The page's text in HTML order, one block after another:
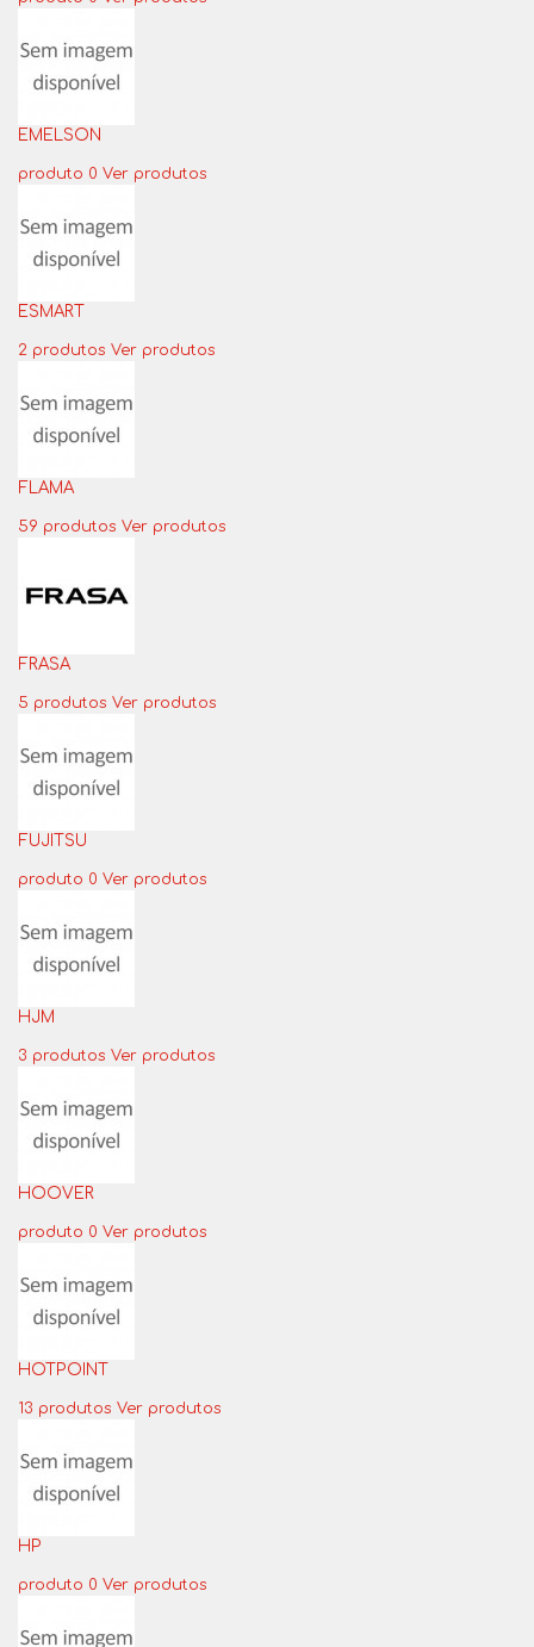
EMELSON
produto 0 Ver produtos
ESMART
2 produtos Ver produtos
FLAMA
59 produtos Ver produtos
FRASA
5 produtos Ver produtos
FUJITSU
produto 0 Ver produtos
HJM
3 produtos Ver produtos
HOOVER
produto 0 Ver produtos
HOTPOINT
13 produtos Ver produtos
HP
produto 0 Ver produtos